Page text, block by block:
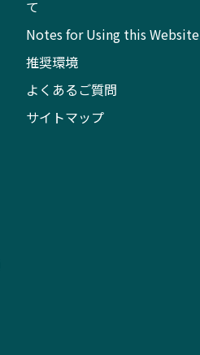
て
Notes for Using this Website
推奨環境
よくあるご質問
サイトマップ